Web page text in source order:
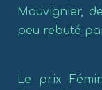
Mauvignier,
peu rebuté
Le prix